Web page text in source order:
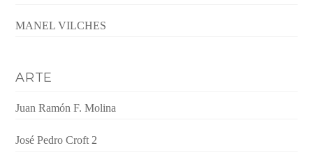
MANEL VILCHES
ARTE
Juan Ramón F. Molina
José Pedro Croft 2